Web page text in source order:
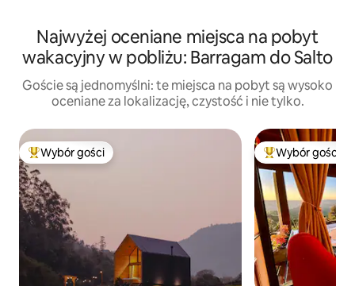
Najwyżej oceniane miejsca na pobyt
wakacyjny w pobliżu: Barragam do Salto
Goście są jednomyślni: te miejsca na pobyt są wysoko
oceniane za lokalizację, czystość i nie tylko.
Najpopularniejsze z kategorii Wybór gości
Wybór gości Wybór gości